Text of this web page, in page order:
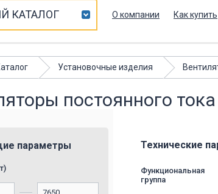
КАТАЛОГ О компании Как купить
Установочные изделия
постоянного тока
параметры Технические
Функциональная
группа